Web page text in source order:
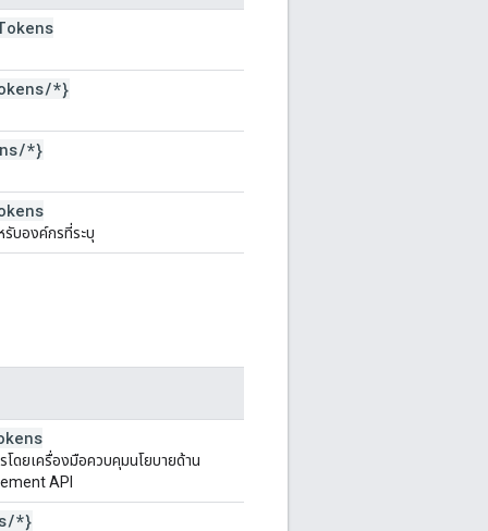
/*}
/*}
รับองค์กรที่ระบุ
ดยเครื่องมือควบคุมนโยบายด้าน
API
/*}